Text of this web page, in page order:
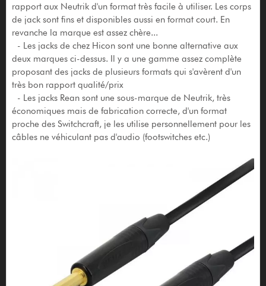
rapport aux Neutrik d'un format très facile à utiliser. Les corps
de jack sont fins et disponibles aussi en format court. En
revanche la marque est assez chère...
- Les jacks de chez Hicon sont une bonne alternative aux
deux marques ci-dessus. Il y a une gamme assez complète
proposant des jacks de plusieurs formats qui s'avèrent d'un
très bon rapport qualité/prix
- Les jacks Rean sont une sous-marque de Neutrik, très
économiques mais de fabrication correcte, d'un format
proche des Switchcraft, je les utilise personnellement pour les
câbles ne véhiculant pas d'audio (footswitches etc.)